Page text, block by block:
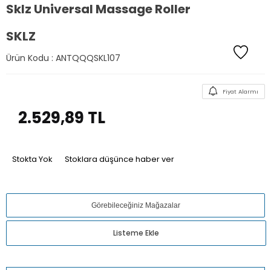
Sklz Universal Massage Roller
SKLZ
Ürün Kodu : ANTQQQSKL107
Fiyat Alarmı
2.529,89 TL
Stokta Yok Stoklara düşünce haber ver
Görebileceğiniz Mağazalar
Listeme Ekle